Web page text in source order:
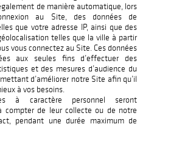
de manière automatique, lors
au Site, des données de
que votre adresse IP, ainsi que des
telles que la ville à partir
vous connectez au Site. Ces données
aux seules fins d’effectuer des
et des mesures d’audience du
d’améliorer notre Site afin qu’il
à vos besoins.
à caractère personnel seront
compter de leur collecte ou de notre
pendant une durée maximum de